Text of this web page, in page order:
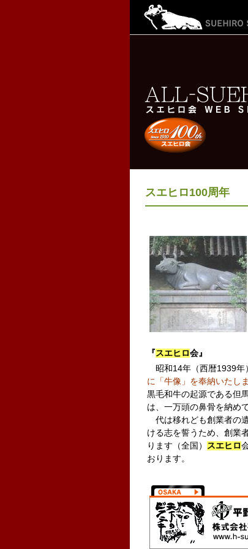
スエヒロ100周年
『スエヒロ会』
昭和14年（西暦1939年
に「牛像」を奉納いたし
黒毛和牛の起源である但
は、一万頭の鼻骨を納め
代は移れども創業者の
ける志を誓うため、創業
ります（全国） スエヒロ
おります。